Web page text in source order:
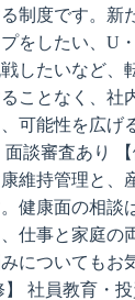
制度です。新
をしたい、U
したいなど、
ことなく、社
可能性を広げ
談審査あり
維持管理と、
健康面の相談
仕事と家庭の
についてもお
社員教育・